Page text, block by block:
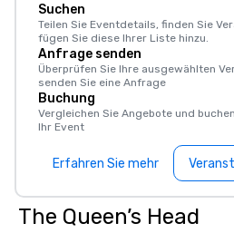
Suchen
Teilen Sie Eventdetails, finden Sie
fügen Sie diese Ihrer Liste hinzu.
Anfrage senden
Überprüfen Sie Ihre ausgewählten
senden Sie eine Anfrage
Buchung
Vergleichen Sie Angebote und
Ihr Event
Erfahren Sie mehr
The Queen’s Head